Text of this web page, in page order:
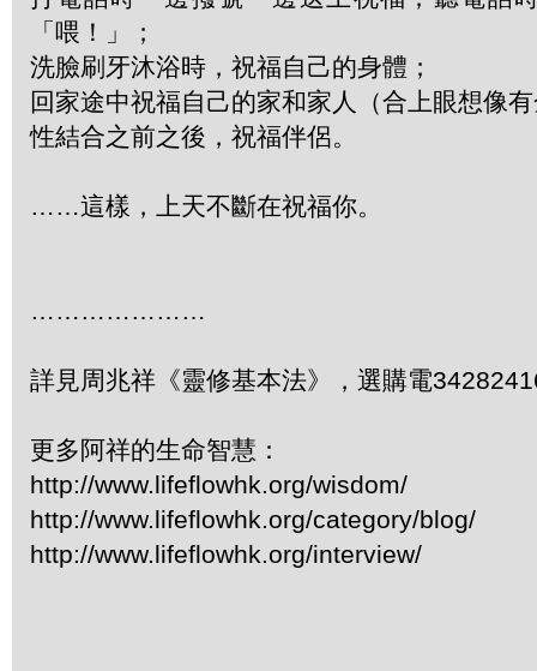
「喂！」；
洗臉刷牙沐浴時，祝福自己的身體；
回家途中祝福自己的家和家人（合上眼想像
性結合之前之後，祝福伴侶。
……這樣，上天不斷在祝福你。
…………………
詳見周兆祥《靈修基本法》，選購電
更多阿祥的生命智慧：
http://www.lifeflowhk.org/wisdom/
http://www.lifeflowhk.org/category/blog/
http://www.lifeflowhk.org/interview/